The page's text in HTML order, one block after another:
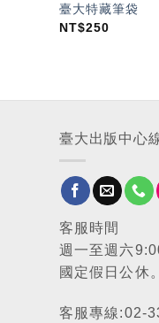
臺大特藏筆袋
NT$250
臺大出版中心
客服時間
週一至週六
國定假日公休。
客服專線:02-